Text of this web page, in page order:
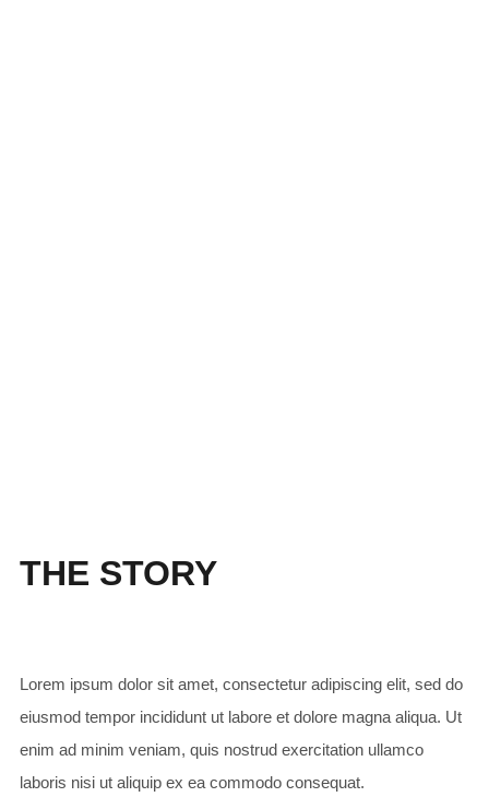
THE STORY
Lorem ipsum dolor sit amet, consectetur adipiscing elit, sed do
eiusmod tempor incididunt ut labore et dolore magna aliqua. Ut
enim ad minim veniam, quis nostrud exercitation ullamco
laboris nisi ut aliquip ex ea commodo consequat.